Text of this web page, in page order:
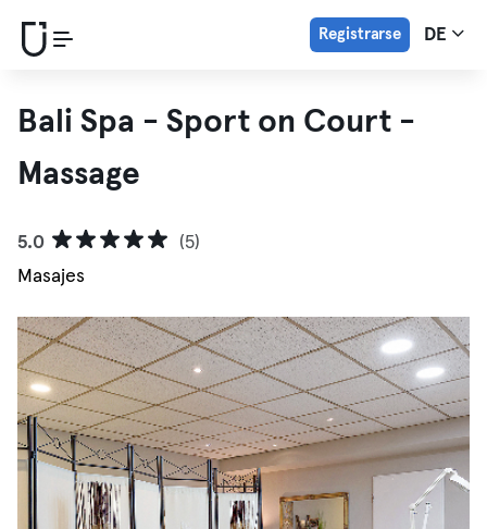
Registrarse DE
Bali Spa - Sport on Court -
Massage
5.0
(5)
Masajes